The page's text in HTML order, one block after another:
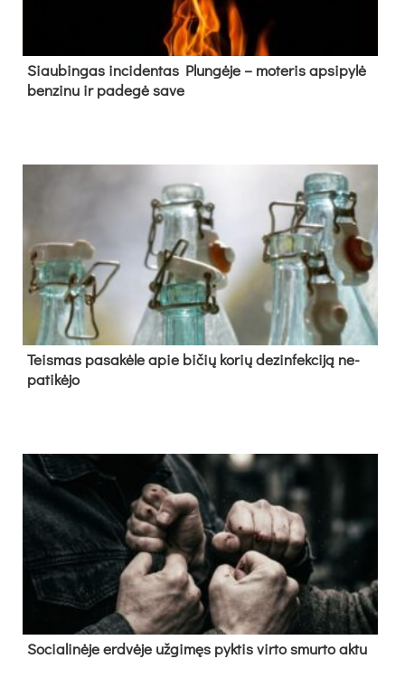
Siau­bin­gas in­ci­den­tas Plun­gė­je – mo­te­ris ap­si­py­lė
ben­zi­nu ir pa­de­gė sa­ve
Teis­mas pa­sa­kė­le apie bi­čių ko­rių de­zin­fek­ci­ją ne­
pa­ti­kė­jo
So­cia­li­nė­je erd­vė­je už­gi­męs pyk­tis vir­to smur­to ak­tu